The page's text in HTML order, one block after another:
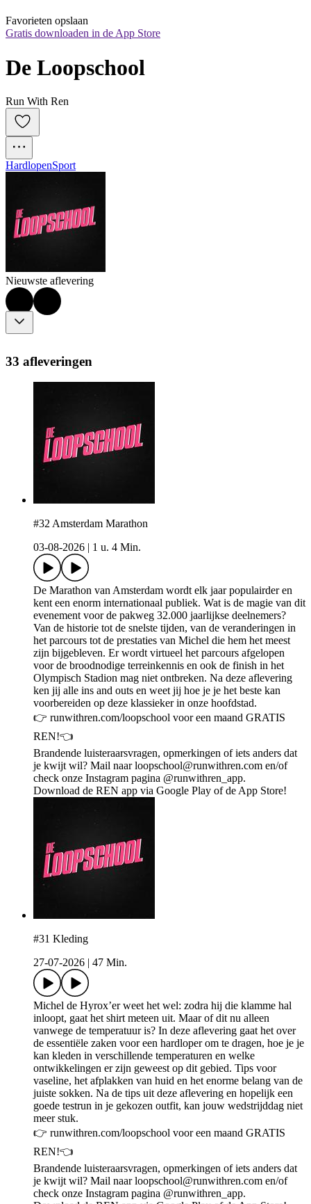
Favorieten opslaan
Gratis downloaden in de App Store
De Loopschool
Run With Ren
HardlopenSport
Nieuwste aflevering
33 afleveringen
#32 Amsterdam Marathon
03-08-2026
1 u. 4 Min.
De Marathon van Amsterdam wordt elk jaar populairder en
kent een enorm internationaal publiek. Wat is de magie van dit
evenement voor de pakweg 32.000 jaarlijkse deelnemers?
Van de historie tot de snelste tijden, van de veranderingen in
het parcours tot de prestaties van Michel die hem het meest
zijn bijgebleven. Er wordt virtueel het parcours afgelopen
voor de broodnodige terreinkennis en ook de finish in het
Olympisch Stadion mag niet ontbreken. Na deze aflevering
ken jij alle ins and outs en weet jij hoe je je het beste kan
voorbereiden op deze klassieker in onze hoofdstad.
👉 runwithren.com/loopschool voor een maand GRATIS
REN!👈
Brandende luisteraarsvragen, opmerkingen of iets anders dat
je kwijt wil? Mail naar loopschool@runwithren.com en/of
check onze Instagram pagina @runwithren_app.
Download de REN app via Google Play⁠ of de ⁠App Store⁠!
#31 Kleding
27-07-2026
47 Min.
Michel de Hyrox’er weet het wel: zodra hij die klamme hal
inloopt, gaat het shirt meteen uit. Maar of dit nu alleen
vanwege de temperatuur is? In deze aflevering gaat het over
de essentiële zaken voor een hardloper om te dragen, hoe je je
kan kleden in verschillende temperaturen en welke
ontwikkelingen er zijn geweest op dit gebied. Tips voor
vaseline, het afplakken van huid en het enorme belang van de
juiste sokken. Na de tips uit deze aflevering en hopelijk een
goede testrun in je gekozen outfit, kan jouw wedstrijddag niet
meer stuk.
👉 runwithren.com/loopschool voor een maand GRATIS
REN!👈
Brandende luisteraarsvragen, opmerkingen of iets anders dat
je kwijt wil? Mail naar loopschool@runwithren.com en/of
check onze Instagram pagina @runwithren_app.